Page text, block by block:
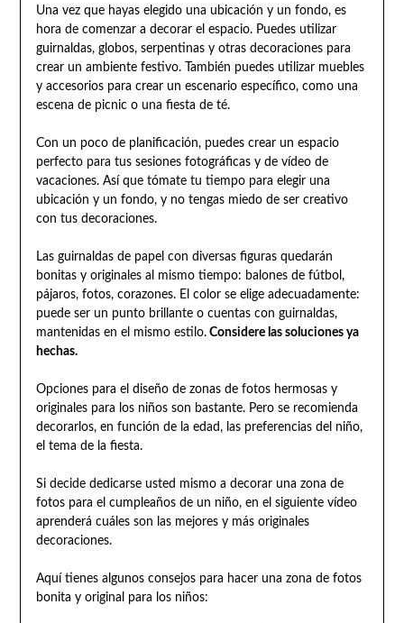
Una vez que hayas elegido una ubicación y un fondo, es
hora de comenzar a decorar el espacio. Puedes utilizar
guirnaldas, globos, serpentinas y otras decoraciones para
crear un ambiente festivo. También puedes utilizar muebles
y accesorios para crear un escenario específico, como una
escena de picnic o una fiesta de té.
Con un poco de planificación, puedes crear un espacio
perfecto para tus sesiones fotográficas y de vídeo de
vacaciones. Así que tómate tu tiempo para elegir una
ubicación y un fondo, y no tengas miedo de ser creativo
con tus decoraciones.
Las guirnaldas de papel con diversas figuras quedarán
bonitas y originales al mismo tiempo: balones de fútbol,
pájaros, fotos, corazones. El color se elige adecuadamente:
puede ser un punto brillante o cuentas con guirnaldas,
mantenidas en el mismo estilo.Considere las soluciones ya
hechas.
Opciones para el diseño de zonas de fotos hermosas y
originales para los niños son bastante. Pero se recomienda
decorarlos, en función de la edad, las preferencias del niño,
el tema de la fiesta.
Si decide dedicarse usted mismo a decorar una zona de
fotos para el cumpleaños de un niño, en el siguiente vídeo
aprenderá cuáles son las mejores y más originales
decoraciones.
Aquí tienes algunos consejos para hacer una zona de fotos
bonita y original para los niños: